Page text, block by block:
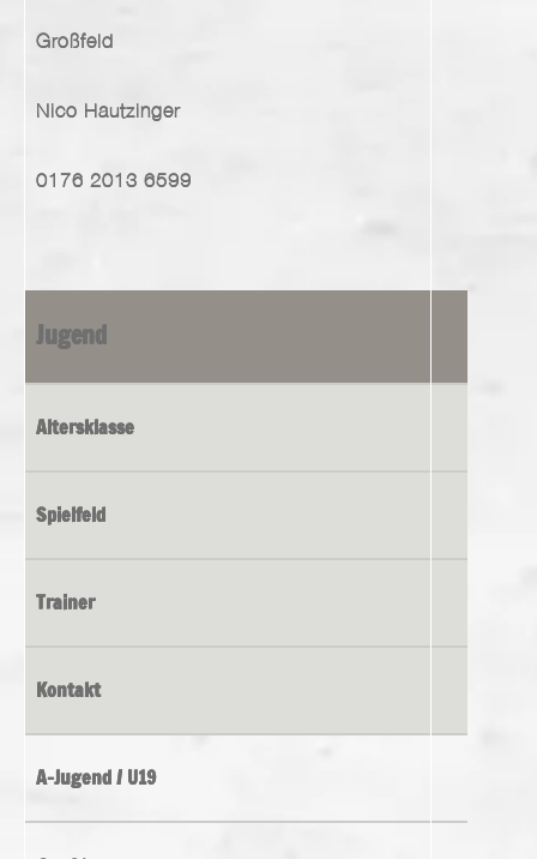
Großfeld
Nico Hautzinger
0176 2013 6599
Jugend
Altersklasse
Spielfeld
Trainer
Kontakt
A-Jugend / U19